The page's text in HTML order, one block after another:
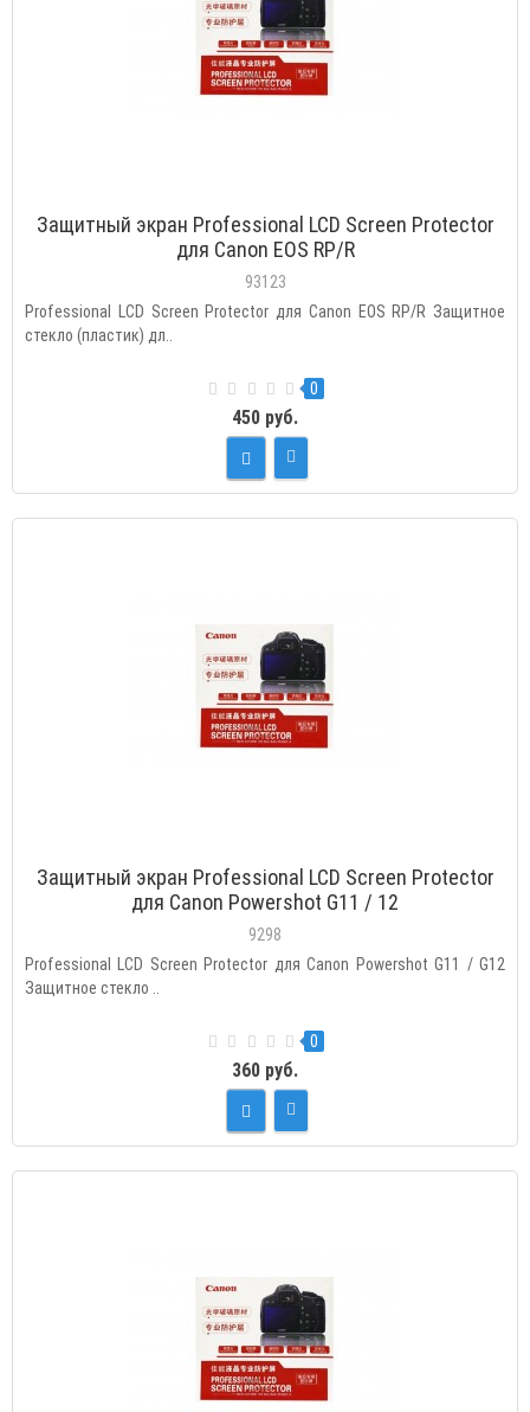
Защитный экран Professional LCD Screen Protector
для Canon EOS RP/R
93123
Professional LCD Screen Protector для Canon EOS RP/R Защитное
стекло (пластик) дл..
0
450 руб.
Защитный экран Professional LCD Screen Protector
для Canon Powershot G11 / 12
9298
Professional LCD Screen Protector для Canon Powershot G11 / G12
Защитное стекло ..
0
360 руб.